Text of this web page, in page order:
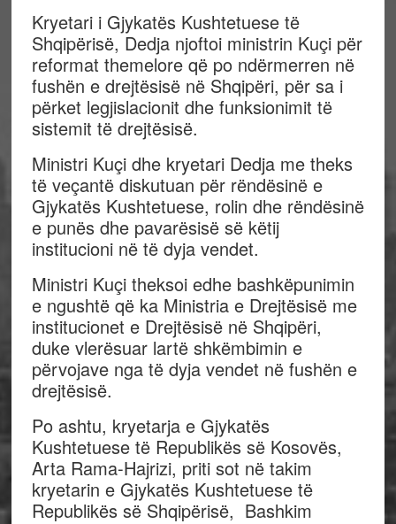
Kryetari i Gjykatës Kushtetuese të
Shqipërisë, Dedja njoftoi ministrin Kuçi për
reformat themelore që po ndërmerren në
fushën e drejtësisë në Shqipëri, për sa i
përket legjislacionit dhe funksionimit të
sistemit të drejtësisë.
Ministri Kuçi dhe kryetari Dedja me theks
të veçantë diskutuan për rëndësinë e
Gjykatës Kushtetuese, rolin dhe rëndësinë
e punës dhe pavarësisë së këtij
institucioni në të dyja vendet.
Ministri Kuçi theksoi edhe bashkëpunimin
e ngushtë që ka Ministria e Drejtësisë me
institucionet e Drejtësisë në Shqipëri,
duke vlerësuar lartë shkëmbimin e
përvojave nga të dyja vendet në fushën e
drejtësisë.
Po ashtu, kryetarja e Gjykatës
Kushtetuese të Republikës së Kosovës,
Arta Rama-Hajrizi, priti sot në takim
kryetarin e Gjykatës Kushtetuese të
Republikës së Shqipërisë, Bashkim